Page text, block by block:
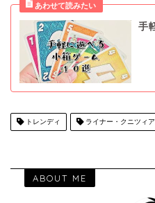
手
トレンディ ライナー・クニツィア
ABOUT ME